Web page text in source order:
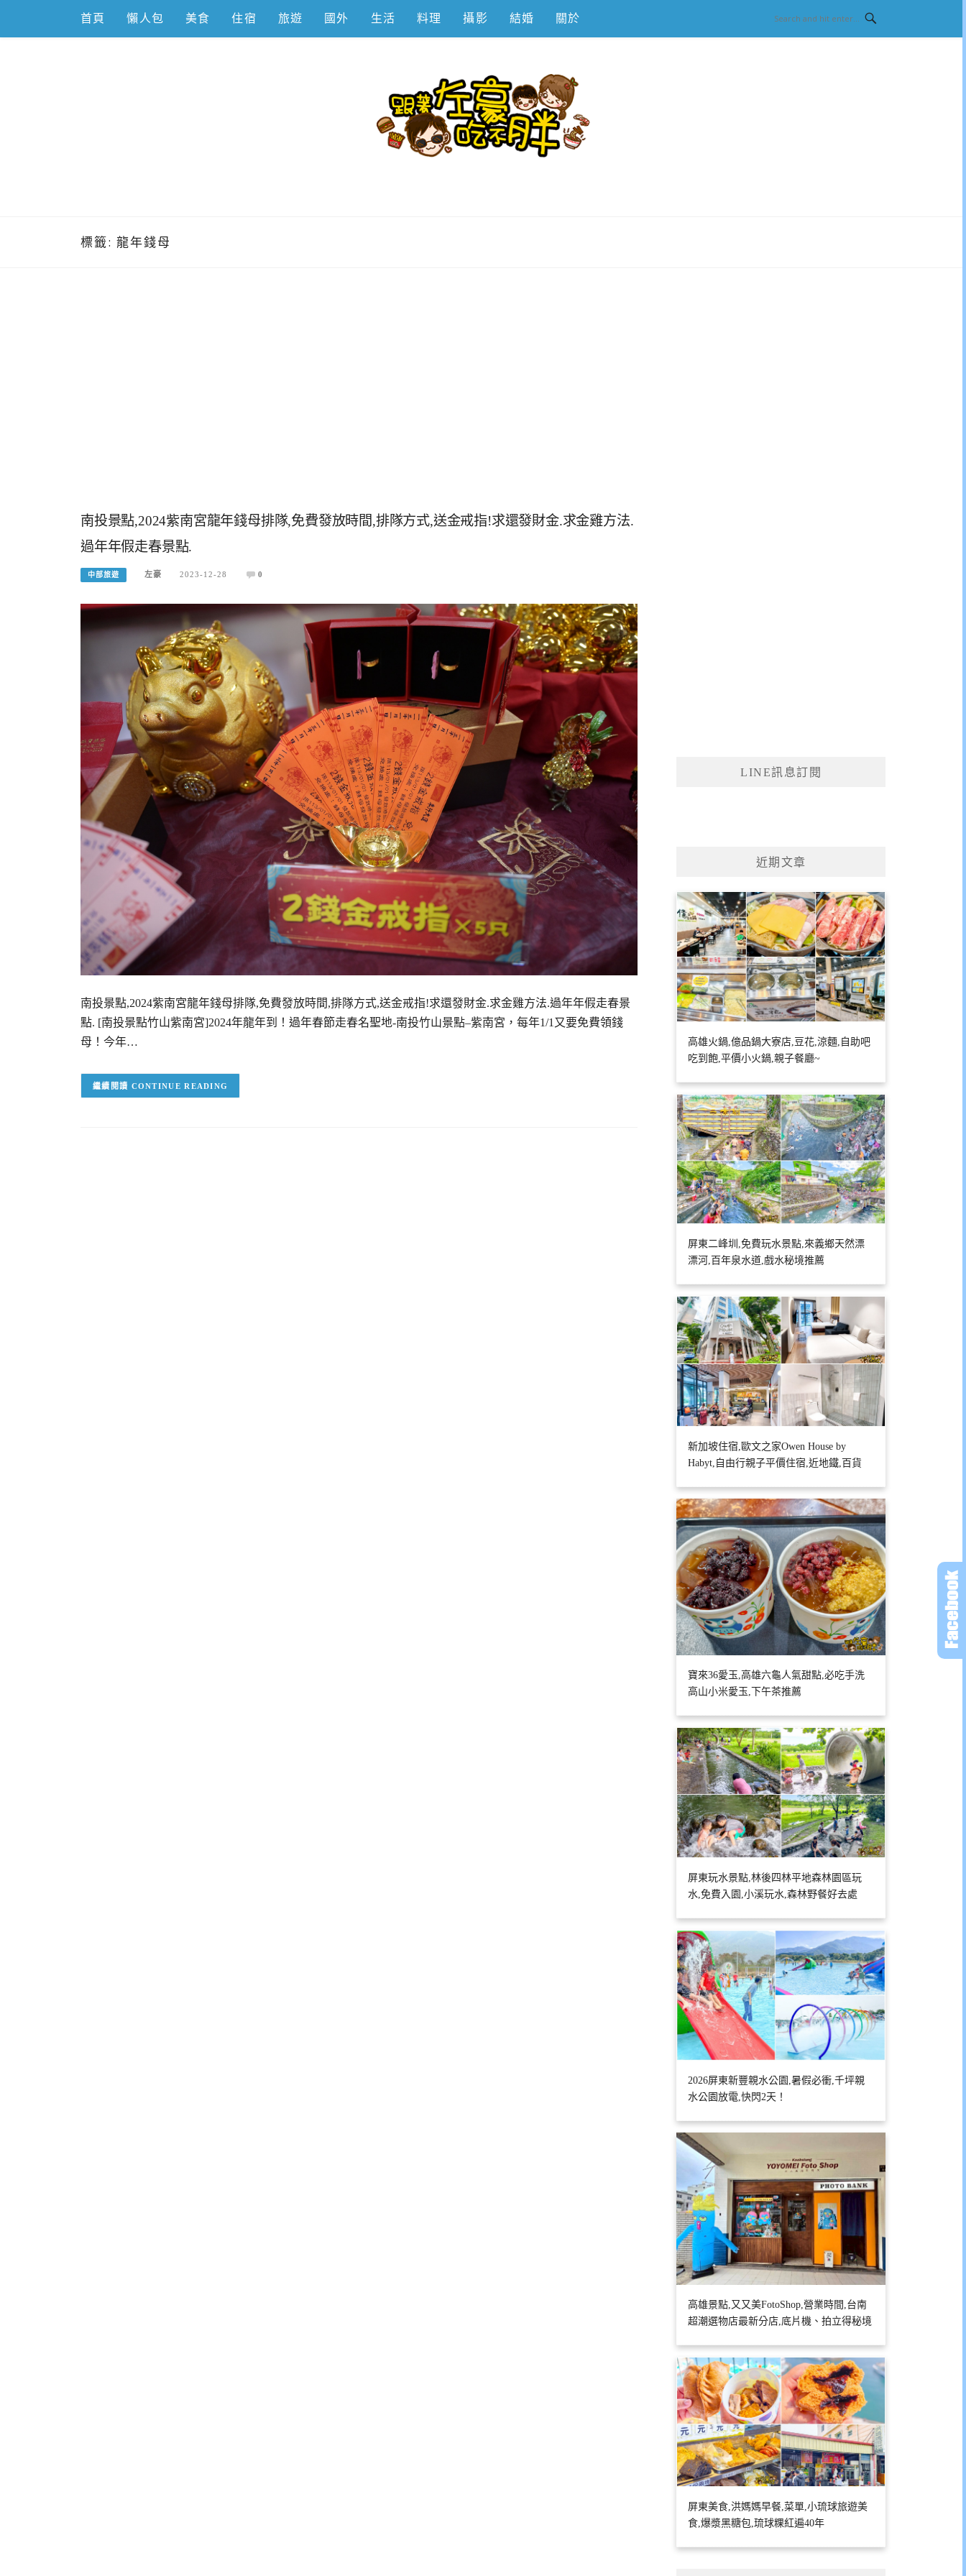
content
首頁 懶人包 美食 住宿 旅遊 國外 生活 料理 攝影 結婚 關於
標籤: 龍年錢母
南投景點,2024紫南宮龍年錢母排隊,免費發放時間,排隊方式,送金戒指!求還發財金.求金雞方法.
過年年假走春景點.
中部旅遊 左豪 2023-12-28 0
南投景點,2024紫南宮龍年錢母排隊,免費發放時間,排隊方式,送金戒指!求還發財金.求金雞方法.過年年假走春景
點. [南投景點竹山紫南宮]2024年龍年到！過年春節走春名聖地-南投竹山景點–紫南宮，每年1/1又要免費領錢
母！今年…
CONTINUE READING
LINE訊息訂閱
近期文章
高雄火鍋,億品鍋大寮店,豆花,涼麵,自助吧
吃到飽,平價小火鍋,親子餐廳~
屏東二峰圳,免費玩水景點,來義鄉天然漂
漂河,百年泉水道,戲水秘境推薦
新加坡住宿,歐文之家Owen House by
Habyt,自由行親子平價住宿,近地鐵,百貨
寶來36愛玉,高雄六龜人氣甜點,必吃手洗
高山小米愛玉,下午茶推薦
屏東玩水景點,林後四林平地森林園區玩
水,免費入園,小溪玩水,森林野餐好去處
2026屏東新豐親水公園,暑假必衝,千坪親
水公園放電,快閃2天！
高雄景點,又又美FotoShop,營業時間,台南
超潮選物店最新分店,底片機、拍立得秘境
屏東美食,洪媽媽早餐,菜單,小琉球旅遊美
食,爆漿黑糖包,琉球粿紅遍40年